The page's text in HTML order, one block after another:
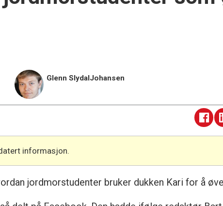
Glenn Slydal Johansen
informasjon.
jordmorstudenter bruker dukken Kari for å